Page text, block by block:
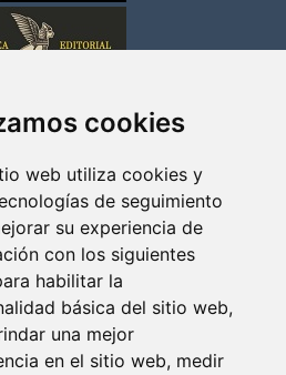
cookies
web utiliza cookies y
de seguimiento
su experiencia de
con los siguientes
habilitar la
básica del sitio web,
una mejor
en el sitio web, medir
LA ACTRIZ MAS GUAPA DE
BETT RICKARDS), LAS FOTOS
DE LA ALIADA DE ARROW
2013